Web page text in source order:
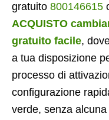
gratuito 800146615
ACQUISTO
gratuito facile,
a tua disposizione
processo di
configurazione
verde, senza